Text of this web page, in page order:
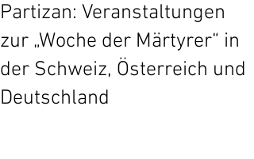
Partizan: Veranstaltungen
zur „Woche der Märtyrer“ in
der Schweiz, Österreich und
Deutschland